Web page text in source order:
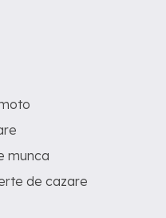
munca
de cazare